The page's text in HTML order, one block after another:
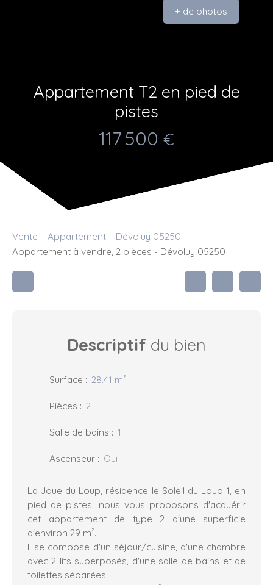
+ de photos
Appartement T2 en pied de
pistes
117 500 €
Vente Appartement
Dévoluy 05250
Appartement à vendre, 2 pièces - Dévoluy 05250
Descriptif du bien
Surface : 28.41 m²
Pièces : 2
Salle de bains : 1
Ascenseur : Oui
La Joue du Loup, résidence le Soleil du Loup 1, en
pied de pistes, nous vous proposons d'acquérir
cet appartement de type 2 d'une superficie
d'environ 29 m².
Il se compose d'un séjour/cuisine, d'une chambre
avec 2 lits superposés, d'une salle de bains et de
toilettes séparées.